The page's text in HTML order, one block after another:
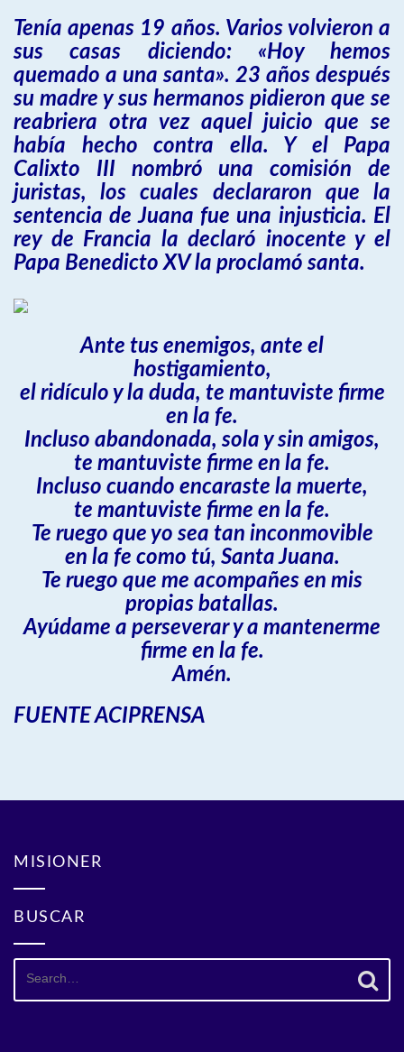
Tenía apenas 19 años. Varios volvieron a
sus casas diciendo: «Hoy hemos
quemado a una santa». 23 años después
su madre y sus hermanos pidieron que se
reabriera otra vez aquel juicio que se
había hecho contra ella. Y el Papa
Calixto III nombró una comisión de
juristas, los cuales declararon que la
sentencia de Juana fue una injusticia. El
rey de Francia la declaró inocente y el
Papa Benedicto XV la proclamó santa.
Ante tus enemigos, ante el
hostigamiento,
el ridículo y la duda, te mantuviste firme
en la fe.
Incluso abandonada, sola y sin amigos,
te mantuviste firme en la fe.
Incluso cuando encaraste la muerte,
te mantuviste firme en la fe.
Te ruego que yo sea tan inconmovible
en la fe como tú, Santa Juana.
Te ruego que me acompañes en mis
propias batallas.
Ayúdame a perseverar y a mantenerme
firme en la fe.
Amén.
FUENTE ACIPRENSA
MISIONER
BUSCAR
Search